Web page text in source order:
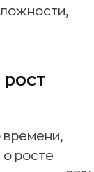
времени,
росте